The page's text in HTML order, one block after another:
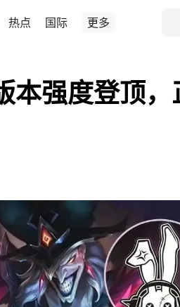
热点 国际 更多
本强度登顶